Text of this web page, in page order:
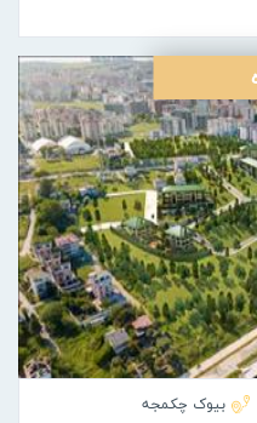
بیوک چکمجه